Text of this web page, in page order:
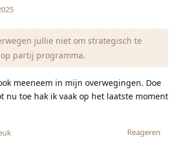
jullie niet om strategisch te
partij programma.
meeneem in mijn overwegingen. Doe
nu toe hak ik vaak op het laatste moment
Reageren